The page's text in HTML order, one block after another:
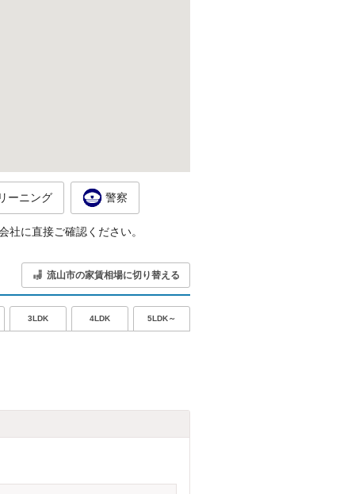
ーニング 警察
に直接ご確認ください。
流山市の家賃相場に切り替える
3LDK 4LDK 5LDK～